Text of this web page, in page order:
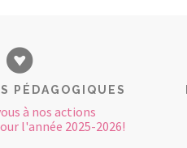
PÉDAGOGIQUES
à nos actions
l'année 2025-2026!